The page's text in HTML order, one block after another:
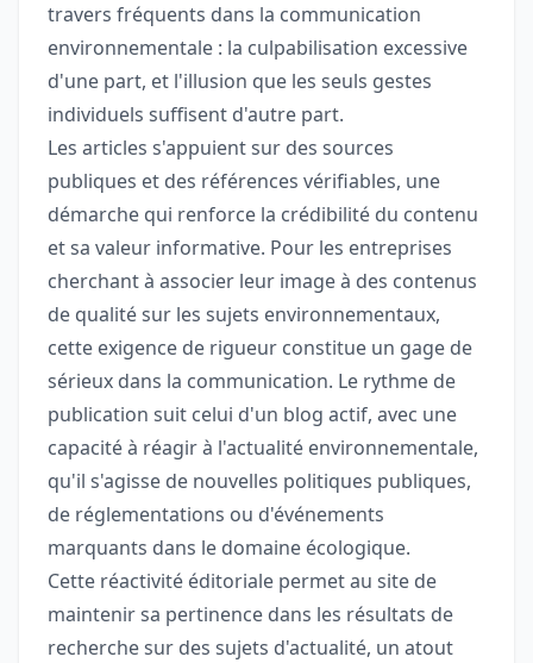
travers fréquents dans la communication
environnementale : la culpabilisation excessive
d'une part, et l'illusion que les seuls gestes
individuels suffisent d'autre part.
Les articles s'appuient sur des sources
publiques et des références vérifiables, une
démarche qui renforce la crédibilité du contenu
et sa valeur informative. Pour les entreprises
cherchant à associer leur image à des contenus
de qualité sur les sujets environnementaux,
cette exigence de rigueur constitue un gage de
sérieux dans la communication. Le rythme de
publication suit celui d'un blog actif, avec une
capacité à réagir à l'actualité environnementale,
qu'il s'agisse de nouvelles politiques publiques,
de réglementations ou d'événements
marquants dans le domaine écologique.
Cette réactivité éditoriale permet au site de
maintenir sa pertinence dans les résultats de
recherche sur des sujets d'actualité, un atout